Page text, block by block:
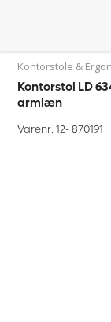
Kontorstole &
Kontorstol LD
armlæn
Varenr. 12-870191